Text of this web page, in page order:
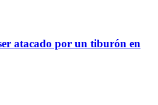
atacado por un tiburón en